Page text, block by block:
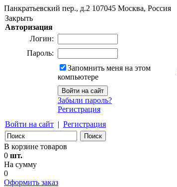
Панкратьевский пер., д.2 107045 Москва, Россия
Закрыть
Авторизация
Логин:
Пароль:
Запомнить меня на этом
компьютере
Забыли пароль?
Регистрация
Войти на сайт | Регистрация
В корзине товаров
0 шт.
На сумму
0
Оформить заказ